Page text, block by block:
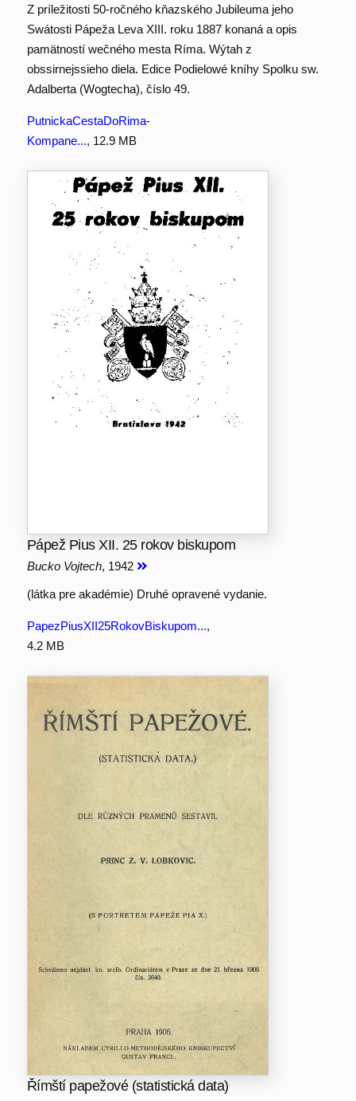
Z príležitosti 50-ročného kňazského Jubileuma jeho
Swátosti Pápeža Leva XIII. roku 1887 konaná a opis
pamätností wečného mesta Ríma. Wýtah z
obssirnejssieho diela. Edice Podielowé kníhy Spolku sw.
Adalberta (Wogtecha), číslo 49.
PutnickaCestaDoRima-
Kompane..., 12.9 MB
Pápež Pius XII. 25 rokov biskupom
Bucko Vojtech, 1942
(látka pre akadémie) Druhé opravené vydanie.
PapezPiusXII25RokovBiskupom...,
4.2 MB
Římští papežové (statistická data)